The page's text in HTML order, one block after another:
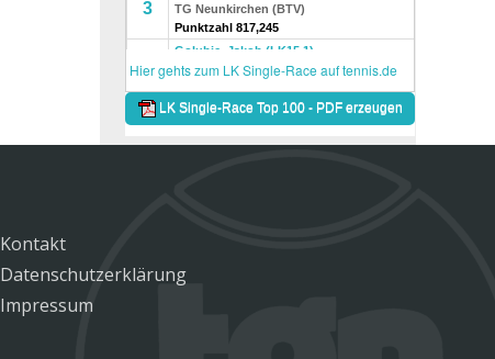
Kontakt
Datenschutzerklärung
Impressum